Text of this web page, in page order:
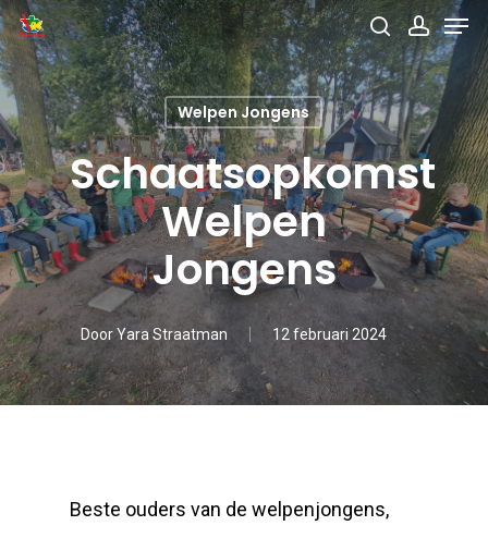
Skip
to
main
content
search
Welpen Jongens
Schaatsopkomst
Welpen
Jongens
Door Yara Straatman 12 februari 2024
Beste ouders van de welpenjongens,